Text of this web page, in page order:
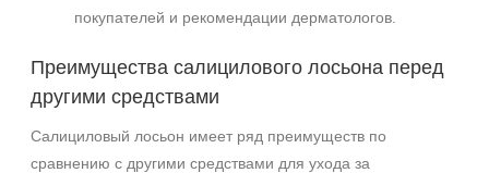
покупателей и рекомендации дерматологов.
Преимущества салицилового лосьона перед
другими средствами
Салициловый лосьон имеет ряд преимуществ по
сравнению с другими средствами для ухода за